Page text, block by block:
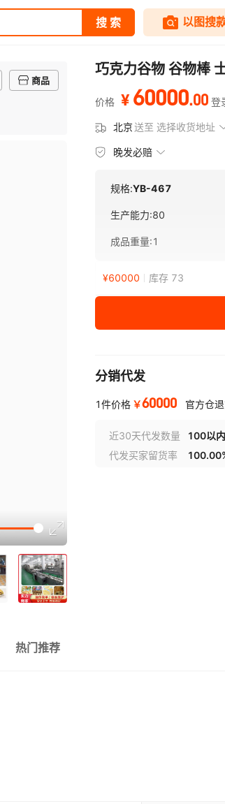
商品
巧克力谷物 谷物棒
价格 ¥ 60000.00 登
北京送至 选择收货地址
晚发必赔
规格:YB-467
生产能力:80
成品重量:1
¥60000 库存 73
分销代发
1件价格 ￥60000 官方仓
近30天代发数量 100以内
代发买家留货率
热门推荐